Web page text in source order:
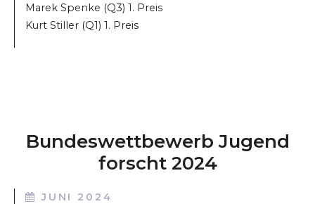
Marek Spenke (Q3) 1. Preis
Kurt Stiller (Q1) 1. Preis
Bundeswettbewerb Jugend
forscht 2024
JUNI 2024